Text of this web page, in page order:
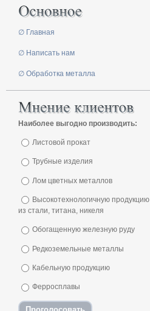
∅ Главная
∅ Написать нам
∅ Обработка металла
Наиболее выгодно производить:
Листовой прокат
Трубные изделия
Лом цветных металлов
Высокотехнологичную продукцию
из стали, титана, никеля
Обогащенную железную руду
Редкоземельные металлы
Кабельную продукцию
Ферросплавы